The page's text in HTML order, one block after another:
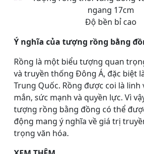
Độ bền bỉ cao
Ý nghĩa của tượng rồng bằng
Rồng là một biểu tượng quan
và truyền thống Đông Á, đặc biệt
Trung Quốc. Rồng được coi là linh
mắn, sức mạnh và quyền lực. Vì
tượng rồng bằng đồng có thể
động mang ý nghĩa về giá trị
trọng văn hóa.